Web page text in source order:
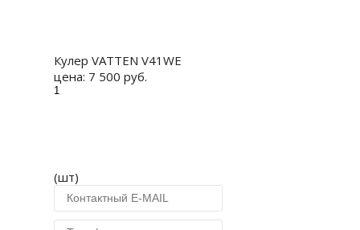
Кулер VATTEN V41WE
цена: 7 500 руб.
(шт)